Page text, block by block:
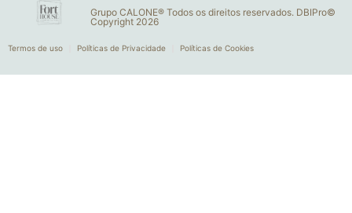
Grupo CALONE® Todos os direitos reservados. DBIPro©
Copyright 2026
Termos de uso Políticas de Privacidade Políticas de Cookies